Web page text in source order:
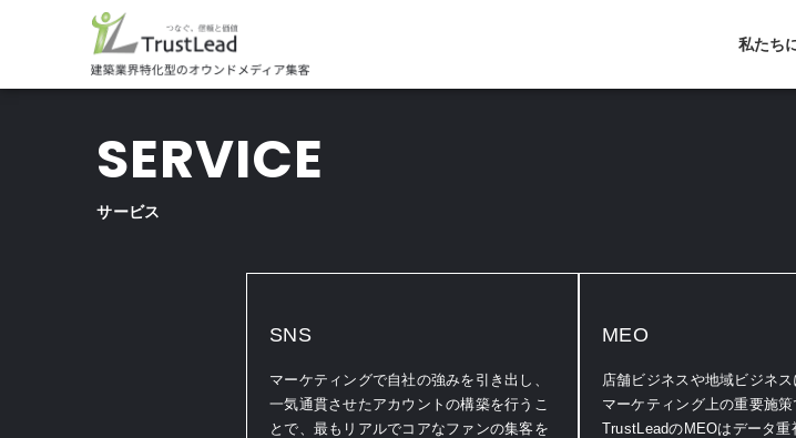
私たち
SERVICE
サービス
SNS
マーケティングで自社の強みを引き出し、
一気通貫させたアカウントの構築を行うこ
とで、最もリアルでコアなファンの集客を
MEO
店舗ビジネスや地域ビジネ
マーケティング上の重要施策
TrustLeadのMEOはデータ重